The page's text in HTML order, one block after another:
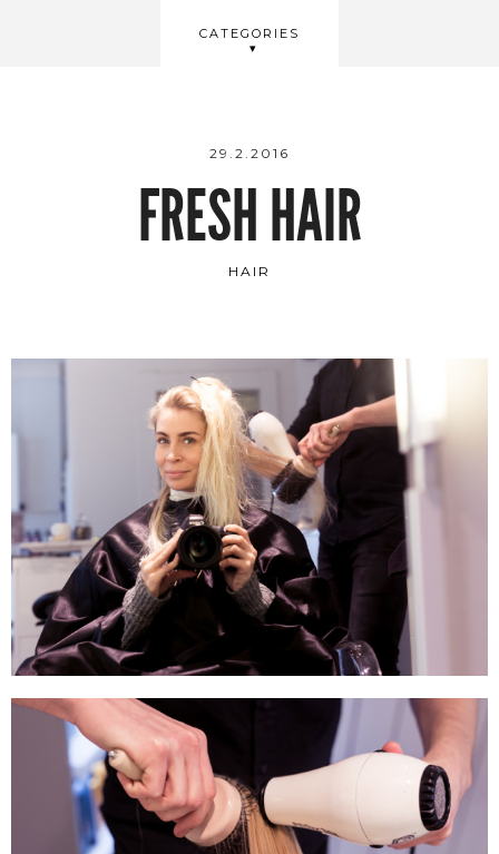
CATEGORIES
BEAUTY
29.2.2016
FRESH HAIR
HAIR